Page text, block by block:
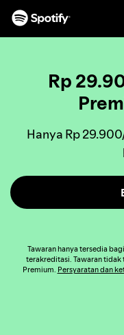
Rp
Hanya Rp
Tawaran hanya tersedia
terakreditasi. Tawaran
Premium. Persyaratan dan